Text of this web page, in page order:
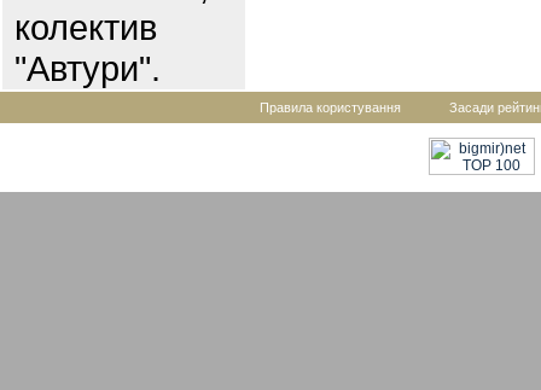
колектив
"Автури".
Правила користування Засади